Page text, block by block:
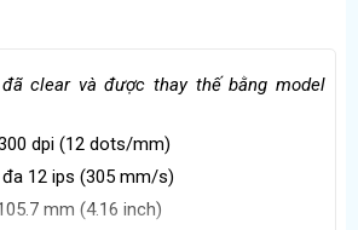
clear và được thay thế bằng model
dpi (12 dots/mm)​
12 ips (305 mm/s)
mm (4.16 inch)